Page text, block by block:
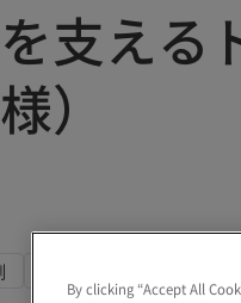
支える
）
By clicking “Accept All